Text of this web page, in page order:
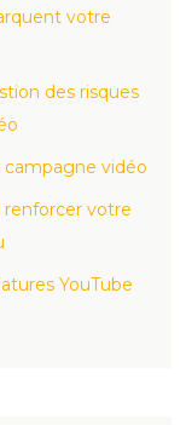
votre
des risques
vidéo
votre
YouTube